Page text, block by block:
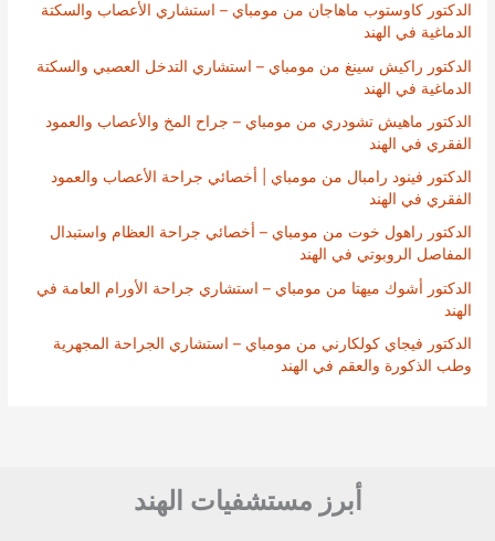
الدكتور كاوستوب ماهاجان من مومباي – استشاري الأعصاب والسكتة
الدماغية في الهند
الدكتور راكيش سينغ من مومباي – استشاري التدخل العصبي والسكتة
الدماغية في الهند
الدكتور ماهيش تشودري من مومباي – جراح المخ والأعصاب والعمود
الفقري في الهند
الدكتور فينود رامبال من مومباي | أخصائي جراحة الأعصاب والعمود
الفقري في الهند
الدكتور راهول خوت من مومباي – أخصائي جراحة العظام واستبدال
المفاصل الروبوتي في الهند
الدكتور أشوك ميهتا من مومباي – استشاري جراحة الأورام العامة في
الهند
الدكتور فيجاي كولكارني من مومباي – استشاري الجراحة المجهرية
وطب الذكورة والعقم في الهند
أبرز مستشفيات الهند